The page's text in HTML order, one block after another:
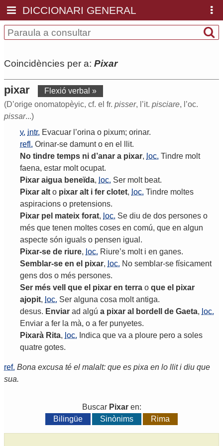
DICCIONARI GENERAL
Coincidències per a: Pixar
pixar
Flexió verbal »
(D’orige onomatopèyic, cf. el fr. pisser, l’it. pisciare, l’oc.
pissar...)
v. intr. Evacuar ’orina o pixum; orinar.
refl. Orinar-se damunt o en el llit.
No tindre temps ni d ’anar a pixar, loc. Tindre molt
faena, estar molt ocupat.
Pixar aigua beneïda, loc. Ser molt beat.
Pixar alt o pixar alt i fer clotet, loc. Tindre moltes
aspiracions o pretensions.
Pixar pel mateix forat, loc. Se diu de dos persones o
més que tenen moltes coses en comú, que en algun
aspecte són iguals o pensen igual .
Pixar-se de riure, loc. Riure’s molt i en ganes.
Semblar-se en el pixar, loc. No semblar-se físicament
gens dos o més persones.
Ser més vell que el pixar en terra o que el pixar
ajopit, loc. Ser alguna cosa molt antiga.
desus. Enviar ad algú a pixar al bordell de Gaeta, loc.
Enviar a fer la mà, o a fer punyetes.
Pixarà Rita, loc. Indica que va a ploure pero a soles
quatre gotes.
ref. Bona excusa té el malalt: que es pixa en lo llit i diu que
sua.
Buscar Pixaren:
Bilingüe
Sinònims Rima